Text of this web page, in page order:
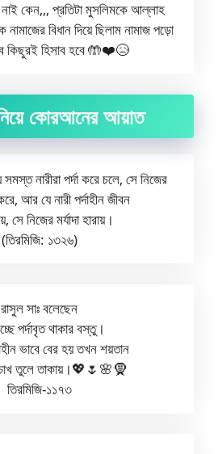
নাই কেন,,, প্রতিটা মুসলিমকে আল্লাহ
বিধান দিয়ে ছিলাম নামাজ পড়ো
কিছুরই হিসাব হবে 🤲❤️😥
নিয়ে কোরআনের আয়াত
নারীরা পর্দা করে চলে, সে নিজের
আর যে নারী পর্দাহীন জীবন
সে নিজের মর্যাদা হারায়।
(তিরমিজি: ১৩২৬)
রাসুল সাঃ বলেছেন
পর্দাবৃত থাকার বস্তু।
ভাবে বের হয় তখন শয়তান
তুলে তাকায়।💖🌷🌸🧕
তিরমিজি-১১৭৩